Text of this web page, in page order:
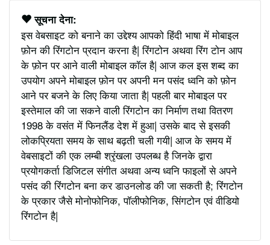
सूचना देना:
इस वेबसाइट को बनाने का उद्देश्य आपको हिंदी भाषा में मोबाइल
फ़ोन की रिंगटोन प्रदान करना है| रिंगटोन अथवा रिंग टोन आप
के फ़ोन पर आने वाली मोबाइल कॉल है| आज कल इस शब्द का
उपयोग अपने मोबाइल फ़ोन पर अपनी मन पसंद ध्वनि को फ़ोन
आने पर बजने के लिए किया जाता है| पहली बार मोबाइल पर
इस्तेमाल की जा सकने वाली रिंगटोन का निर्माण तथा वितरण
1998 के वसंत में फिनलैंड देश में हुआ| उसके बाद से इसकी
लोकप्रियता समय के साथ बढ़ती चली गयी| आज के समय में
वेबसाइटों की एक लम्बी श्रृंखला उपलब्ध है जिनके द्वारा
प्रयोगकर्ता डिजिटल संगीत अथवा अन्य ध्वनि फाइलों से अपने
पसंद की रिंगटोन बना कर डाउनलोड की जा सकती है; रिंगटोन
के प्रकार जैसे मोनोफोनिक, पॉलीफोनिक, सिंगटोन एवं वीडियो
रिंगटोन है|